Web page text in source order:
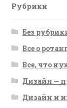
Рубрики
Без
Все о
Все, что
Дизайн —
Дизайн и